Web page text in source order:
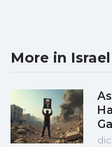
More in Israel